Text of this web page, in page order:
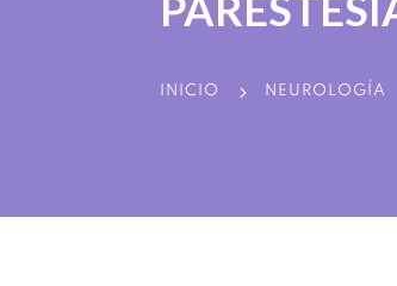
INICIO 5 NEUROLOGÍA